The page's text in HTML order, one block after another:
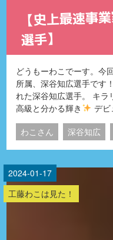
【史上最速事
選手】
どうもーわこでーす。今
所属、深谷知広選手です
れた深谷知広選手。 キ
高級と分かる輝き
デビ
わこさん 深谷知広
2024-01-17
工藤わこは見た！